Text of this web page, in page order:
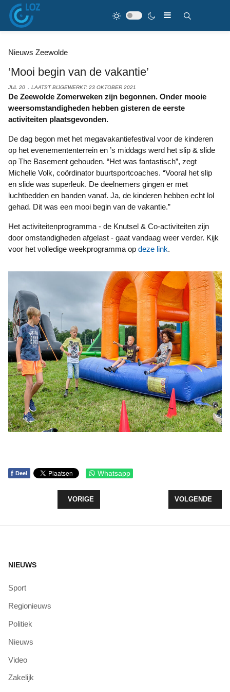
Nieuws Zeewolde
‘Mooi begin van de vakantie’
JUL 20 LAATST BIJGEWERKT: 23 OKTOBER 2021
De Zeewolde Zomerweken zijn begonnen. Onder mooie
weersomstandigheden hebben gisteren de eerste
activiteiten plaatsgevonden.
De dag begon met het megavakantiefestival voor de kinderen
op het evenemententerrein en ’s middags werd het slip & slide
op The Basement gehouden. “Het was fantastisch”, zegt
Michelle Volk, coördinator buurtsportcoaches. “Vooral het slip
en slide was superleuk. De deelnemers gingen er met
luchtbedden en banden vanaf. Ja, de kinderen hebben echt lol
gehad. Dit was een mooi begin van de vakantie.”
Het activiteitenprogramma - de Knutsel & Co-activiteiten zijn
door omstandigheden afgelast - gaat vandaag weer verder. Kijk
voor het volledige weekprogramma op deze link.
f Deel Whatsapp
VORIG ARTIKEL: LAATSTE KANS VOOR
VORIGE VOLGENDE
VOLGENDE
NIEUWS
Sport
Regionieuws
Politiek
Nieuws
Video
Zakelijk